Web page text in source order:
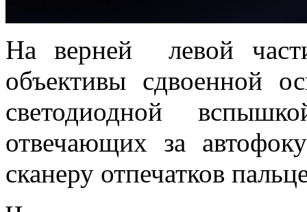
На верней левой
объективы сдвоенной
светодиодной
отвечающих за
сканеру отпечатков